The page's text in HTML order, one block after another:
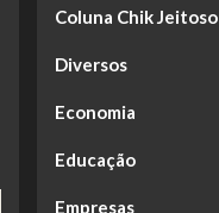
Coluna Chik Jeitoso
Diversos
Economia
Educação
Empresas